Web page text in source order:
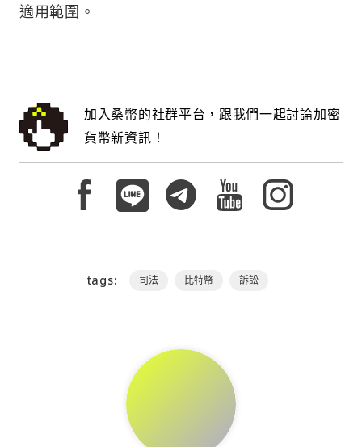
適用範圍。
加入桑幣的社群平台，跟我們一起討論加密
貨幣新資訊！
tags: 司法 比特幣 訴訟